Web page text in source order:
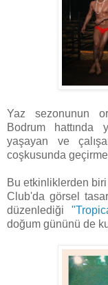
Yaz sezonunun
Bodrum hattında
yaşayan ve
coşkusunda
Bu etkinliklerden
Club'da görsel
düzenlediği
doğum gününü de